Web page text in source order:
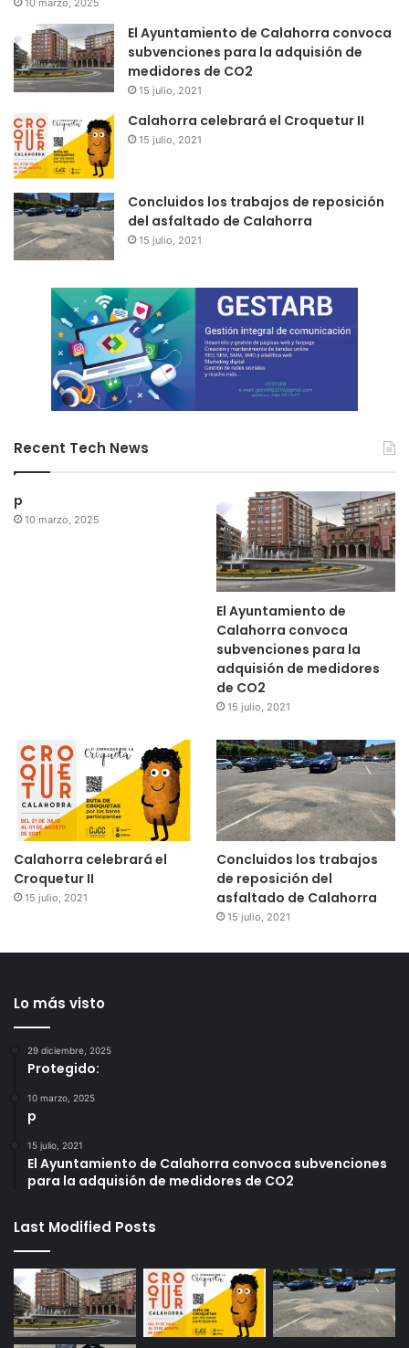
10 marzo, 2025
El Ayuntamiento de Calahorra convoca
subvenciones para la adquisión de
medidores de CO2
15 julio, 2021
Calahorra celebrará el Croquetur II
15 julio, 2021
Concluidos los trabajos de reposición
del asfaltado de Calahorra
15 julio, 2021
Recent Tech News
p
10 marzo, 2025
El Ayuntamiento de
Calahorra convoca
subvenciones para la
adquisión de medidores
de CO2
15 julio, 2021
Calahorra celebrará el
Croquetur II
15 julio, 2021
Concluidos los trabajos
de reposición del
asfaltado de Calahorra
15 julio, 2021
Lo más visto
29 diciembre, 2025
Protegido:
10 marzo, 2025
p
15 julio, 2021
El Ayuntamiento de Calahorra convoca subvenciones
para la adquisión de medidores de CO2
Last Modified Posts